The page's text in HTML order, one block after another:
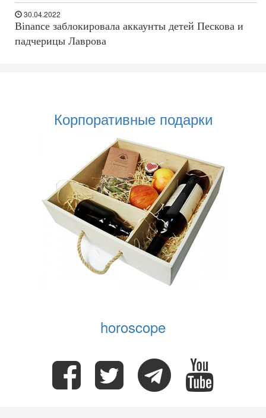
30.04.2022
Binance заблокировала аккаунты детей Пескова и
падчерицы Лаврова
Корпоративные подарки
horoscope